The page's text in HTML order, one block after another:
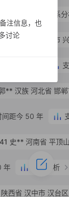
年 支系分析
支系
陕西省 汉中市 汉台区
汉族江苏省 泰州市
** 汉族 河北省 邯
间距今 50 年
史** 河南省 平顶
注信息，也
讨论